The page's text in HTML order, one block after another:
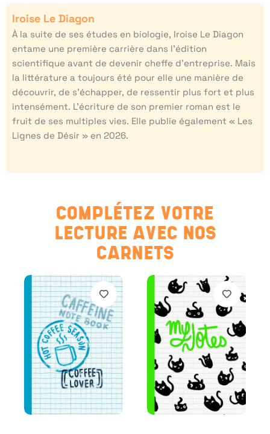
Iroise Le Diagon
À la suite de ses études en biologie, Iroise Le Diagon
entame une première carrière dans l’édition
scientifique avant de devenir cheffe d’entreprise. Mais
la littérature a toujours été pour elle une manière de
découvrir, de s’échapper, de ressentir plus fort et plus
intensément. L’écriture de son premier roman est le
fruit de ses multiples vies. Elle publie également « Les
Lignes de Désir » en 2026.
COMPLÉTEZ VOTRE
LECTURE AVEC NOS
CARNETS